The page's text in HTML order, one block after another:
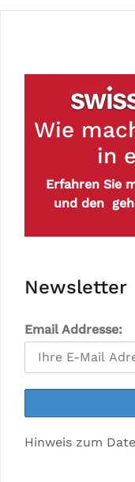
Wie
in
Erfahren Sie
und den
Newsletter
Email Addresse:
Hinweis zum